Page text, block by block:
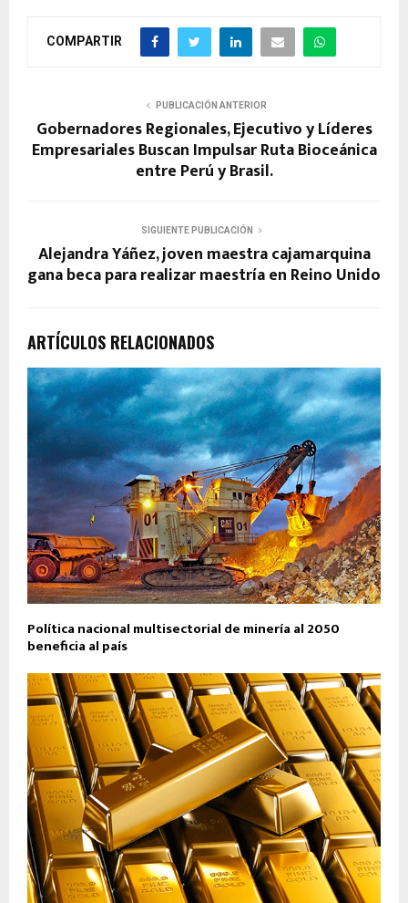
COMPARTIR
PUBLICACIÓN ANTERIOR
Gobernadores Regionales, Ejecutivo y Líderes
Empresariales Buscan Impulsar Ruta Bioceánica
entre Perú y Brasil.
SIGUIENTE PUBLICACIÓN
Alejandra Yáñez, joven maestra cajamarquina
gana beca para realizar maestría en Reino Unido
ARTÍCULOS RELACIONADOS
Política nacional multisectorial de minería al 2050
beneficia al país